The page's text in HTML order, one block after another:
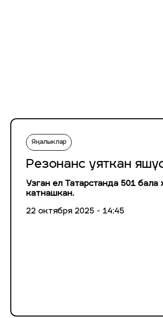
Яңалыклар
Резонанс уяткан
Узган ел Татарстанда 501
катнашкан.
22 октября 2025 - 14:45